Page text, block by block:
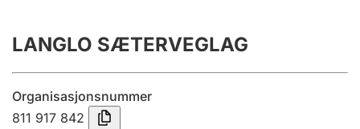
Årsregnskap
Innsending og forsinkelsesgebyr
LANGLO SÆTERVEGLAG
Organisasjonsnummer
811 917 842